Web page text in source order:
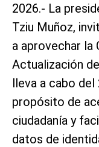
2026.- La
Tziu Muñoz,
a aprovechar la
Actualización
lleva a cabo del
propósito de
ciudadanía y
datos de